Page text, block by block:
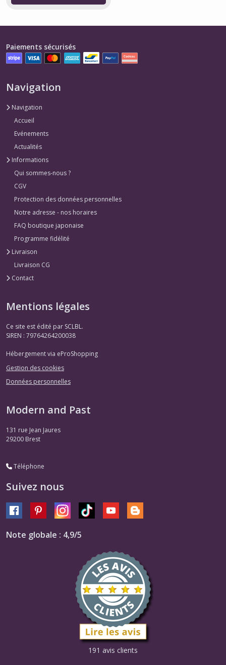
Paiements sécurisés
Navigation
Navigation
Accueil
Evénements
Actualités
Informations
Qui sommes-nous ?
CGV
Protection des données personnelles
Notre adresse - nos horaires
FAQ boutique japonaise
Programme fidélité
Livraison
Livraison CG
Contact
Mentions légales
Ce site est édité par SCLBL.
SIREN : 79764264200038
Hébergement via eProShopping
Gestion des cookies
Données personnelles
Modern and Past
131 rue Jean Jaures
29200 Brest
Téléphone
Suivez nous
Note globale : 4,9/5
191 avis clients